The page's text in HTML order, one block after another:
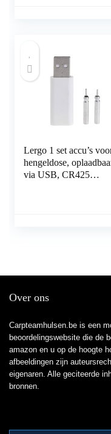
Lergo 1 set accu’s
hengeldose,
via USB, CR425
Over ons
Carpteamhulsen.be is een
beoordelingswebsite die de
amazon en u op de hoogte
afbeeldingen zijn
eigenaren. Alle geciteerde
bronnen.